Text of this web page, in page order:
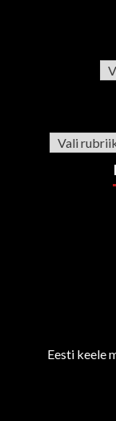
Rubriigid
Eesti keele